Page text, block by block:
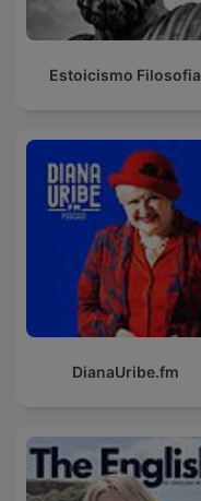
Estoicismo Filosofia
DianaUribe.fm